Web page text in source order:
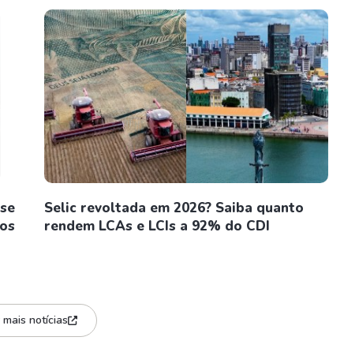
Selic revoltada em 2026? Saiba quanto
rendem LCAs e LCIs a 92% do CDI
mais notícias